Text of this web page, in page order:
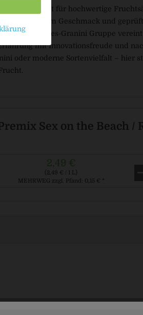
steht für hochwertige
mit echtem Geschmack und
Eckes-Granini Gruppe
mit Innovationsfreude und
oder moderne Sortenvielfalt – hier
Sex on the Beach /
2,49 €
(2,49 € / 1 L)
MEHRWEG zzgl. Pfand: 0,15 € *